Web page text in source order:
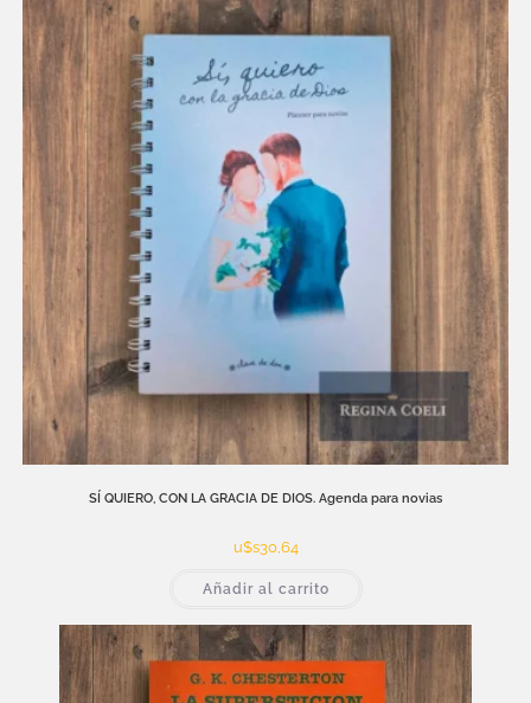
SÍ QUIERO, CON LA GRACIA DE DIOS. Agenda para novias
u$s30,64
Añadir al carrito